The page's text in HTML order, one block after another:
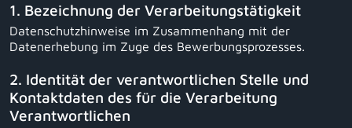
1. Bezeichnung der Verarbeitungstätigkeit
Datenschutzhinweise im Zusammenhang mit der
Datenerhebung im Zuge des Bewerbungsprozesses.
2. Identität der verantwortlichen Stelle und
Kontaktdaten des für die Verarbeitung
Verantwortlichen